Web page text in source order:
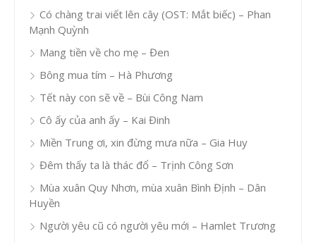
Có chàng trai viết lên cây (OST: Mắt biếc) – Phan
Mạnh Quỳnh
Mang tiền về cho mẹ – Đen
Bông mua tím – Hà Phương
Tết này con sẽ về – Bùi Công Nam
Cô ấy của anh ấy – Kai Đinh
Miền Trung ơi, xin đừng mưa nữa – Gia Huy
Đêm thấy ta là thác đổ – Trịnh Công Sơn
Mùa xuân Quy Nhơn, mùa xuân Bình Định – Dân
Huyền
Người yêu cũ có người yêu mới – Hamlet Trương